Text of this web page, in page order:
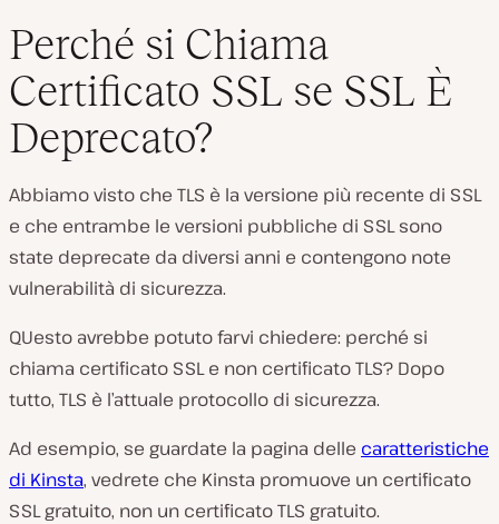
Perché si Chiama
Certificato SSL se SSL È
Deprecato?
Abbiamo visto che TLS è la versione più recente di SSL
e che entrambe le versioni pubbliche di SSL sono
state deprecate da diversi anni e contengono note
vulnerabilità di sicurezza.
QUesto avrebbe potuto farvi chiedere: perché si
chiama certificato SSL e non certificato TLS? Dopo
tutto, TLS è l’attuale protocollo di sicurezza.
Ad esempio, se guardate la pagina delle caratteristiche
di Kinsta, vedrete che Kinsta promuove un certificato
SSL gratuito, non un certificato TLS gratuito.